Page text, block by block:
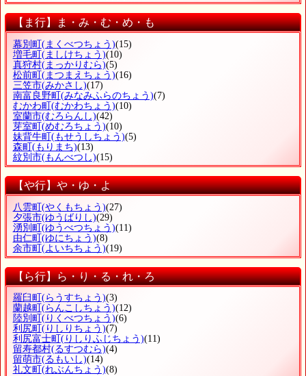
【ま行】ま・み・む・め・も
幕別町(まくべつちょう)(15)
増毛町(ましけちょう)(10)
真狩村(まっかりむら)(5)
松前町(まつまえちょう)(16)
三笠市(みかさし)(17)
南富良野町(みなみふらのちょう)(7)
むかわ町(むかわちょう)(10)
室蘭市(むろらんし)(42)
芽室町(めむろちょう)(10)
妹背牛町(もせうしちょう)(5)
森町(もりまち)(13)
紋別市(もんべつし)(15)
【や行】や・ゆ・よ
八雲町(やくもちょう)(27)
夕張市(ゆうばりし)(29)
湧別町(ゆうべつちょう)(11)
由仁町(ゆにちょう)(8)
余市町(よいちちょう)(19)
【ら行】ら・り・る・れ・ろ
羅臼町 (らうすちょう)(3)
蘭越町 (らんこしちょう)(12)
陸別町 (りくべつちょう)(6)
利尻町 (りしりちょう)(7)
利尻富士町 (りしりふじちょう)(11)
留寿都村(るすつむら)(4)
留萌市(るもいし)(14)
礼文町 (れぶんちょう)(8)